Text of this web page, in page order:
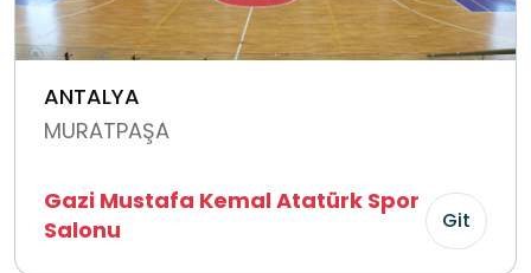
ANTALYA
MURATPAŞA
Gazi Mustafa Kemal Atatürk Spor
Salonu
Git